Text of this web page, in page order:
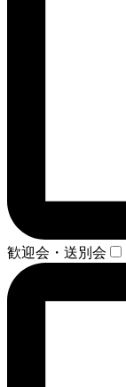
歓迎会・送別会